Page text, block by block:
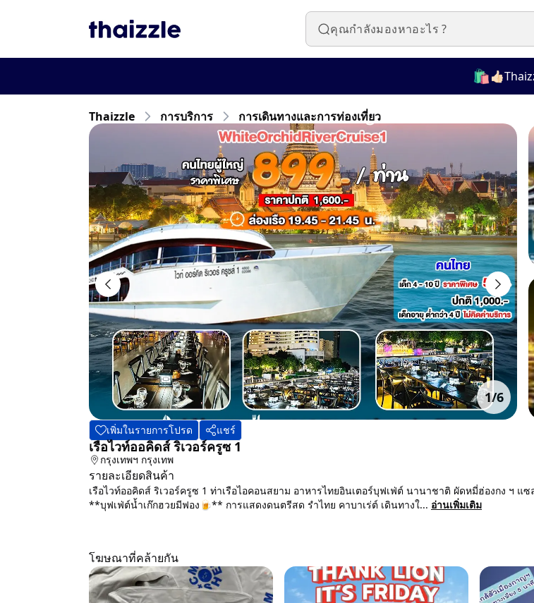
Thaizzle การบริการ การเดินทางและการท่องเที่ยว
1/6
เพิ่มในรายการโปรด แชร์
เรือไวท์ออคิดส์ ริเวอร์ครูซ 1
กรุงเทพฯ กรุงเทพ
รายละเอียดสินค้า
เรือไวท์ออคิดส์ ริเวอร์ครูซ 1 ท่าเรือไอคอนสยาม อาหารไทยอินเตอร์บุฟเฟ่ต์ นานาชาติ ผัดหมี่ฮ่องกง ฯ แซ
**บุฟเฟ่ต์น้ำเก๊กฮวยมีฟอง🍺** การแสดงดนตรีสด รำไทย คาบาเร่ต์ เดินทางใ... อ่านเพิ่มเติม
โฆษณาที่คล้ายกัน